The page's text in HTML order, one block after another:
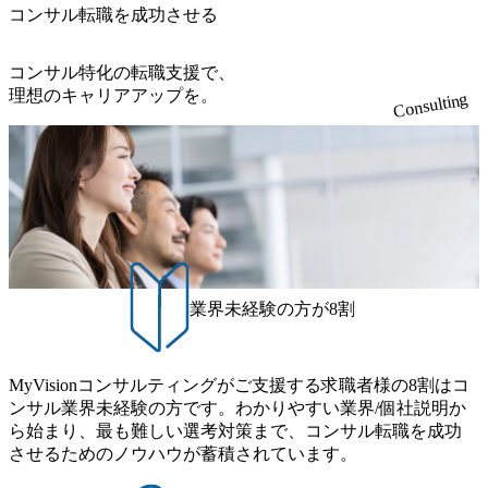
ルティング領域)から参画いただきます。 課題選定から顧客
だきます。 アジャイル開発を通じて顧客の要望や提案を柔
軟に取り入れながら改善サイクルを回すため、ご自身の提
案がサービスに直接反映されやすく、高い貢献度を実感で
きます。 ● 勤務地 東京都渋谷区渋谷3丁目6-7 渋谷金王タワ
ー 事業所内禁煙(入居する施設に喫煙専用室あり) ・就業規
則により就業時間内の喫煙を全面的に禁止 ・禁煙サポート
制度あり オンライン ● 必須要件 以下いずれかのご経験をお
持ちの方 ・システム・ソフトウェア開発経験3年以上 ・要
件定義～基本設計など上流経験2年以上 ・PMO経験2年以上
● 歓迎要件 ・要件定義から詳細設計までのいずれかの上流
工程の経験 ・サブリーダー以上のマネジメント経験 ・お客
様との折衝経験、交渉経験 ・組織課題に対して主体的に業
務改善に取り組まれたご経験 ・アジャイル/スクラムへの興
で主体的に動ける方 ・年齢にこだわらず、アドバイスを素
直に受け取れる方 ・推進力のある方
職率も21.8%（2023年12月時点）とフレキシブルな働き方を
③12時開始 2026年8月10日(月) 16:00 各回50分程度を想定 オ
ンライン 書類選考通過者
ンサルティング会社となり、今後も成長性が大きくみられ
柄の良さや未経験者への充実したオンボーディング支援(入
社時に10日間の間みっちりとコンサルの基礎を支援)を魅力
に感じ、他Big4ではなくアビームを選ぶ方も多数 アビーム
といえばSAPをはじめとしたシステム、とイメージされる
こともあるが実態としては経営戦略策定や新規事業立案な
どのトップラインを上げるための戦略案件も多く存在 特に
スポーツ&エンターテイメント領域ではBig4に先んじて注力
し、業界内で大きな存在感を誇る 社員の多様化する生活ス
タイルやライフイベントに対応した働きやすい職場環境を
実現するため、さまざまなサポート制度を導入している 多
文化理解や女性の活躍推進などの取り組み、また、フレッ
クス制度やフリーロケーション制度、フルリモート制度な
どの多様な働き方をサポートする制度が整備されている 202
6年8月23日(日) 9:00～18:00終了 2026年8月12日(水) 16:00 202
6年8月23日(日)にSustainable SCM SU 1day選考会を開催いた
します。 当SUは「GlobalでのSCM構築」や「物流・調達コ
ストの構造改革」といった伝統的なテーマに留まらずクラ
イアントがこれから取組むべき「グリーントランスフォー
外オフィスへのトランスファー制度などが充実している。
東京オフィスに来るグローバルメンバーも多く、グローバ
れており、これまで多くのNPO・NGOなどの非営利団体に
無償でコンサルティングを提供している。 2026年8月29日
(土) の対面Kick-offイベントを皮切りに1か月程度のプログラ
ム ※初回プログラム : 8月29日(土)10:00～13:30 2026年8月12
日(水) 16:00 Bain & Company Tokyoでは、「Tokyo Be Bold Pr
ogram (女性候補者向け選考支援プログラム)」を実施いたし
ます。クライアントに斬新なソリューションを提供し、複
雑な経営課題を解決するために、チームのダイバーシティ
は欠かせません。是非、ユニークな視点と高い志を持つ女
性の皆様に多数ご参画頂きたいと考え、プログラムを開催
性はどのように活躍をしているのか」、「ケース面接の経
験がなく対策の仕方が知りたい」などのお声をたくさんい
食事などのカジュアルな交流、実際のプロジェクトのケー
ススタディ、1対1の模擬面接等、複数のセッションを約1か
月の期間に渡り行い、選考にご参加いただきます。コンサ
ルタント未経験の方でも、戦略コンサルタントの具体的な
コンサル転職を成功させる
コンサル特化の転職支援で、
理想のキャリアアップを。
Consulting
業界未経験の方が8割
MyVisionコンサルティングがご支援する求職者様の8割はコ
ンサル業界未経験の方です。わかりやすい業界/個社説明か
ら始まり、最も難しい選考対策まで、コンサル転職を成功
させるためのノウハウが蓄積されています。